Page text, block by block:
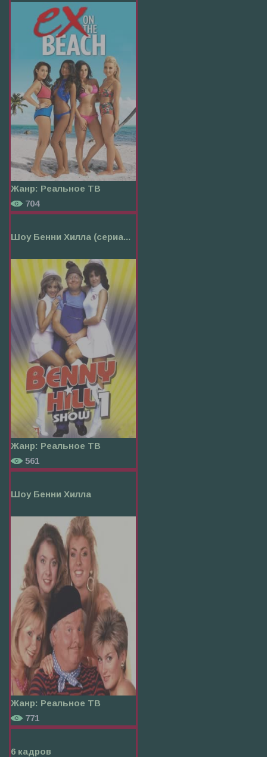
Жанр: Реальное ТВ
704
Шоу Бенни Хилла (сериа...
Жанр: Реальное ТВ
561
Шоу Бенни Хилла
Жанр: Реальное ТВ
771
6 кадров